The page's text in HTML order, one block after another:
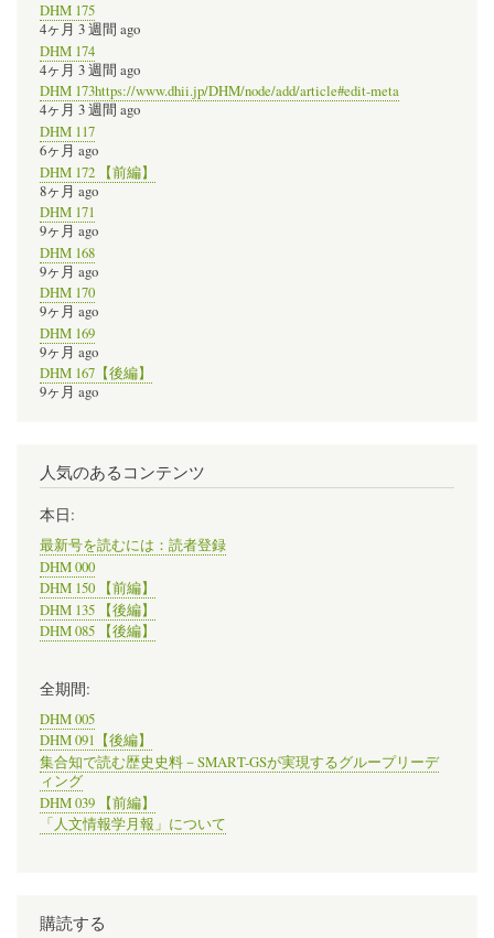
DHM 175
4ヶ月 3 週間 ago
DHM 174
4ヶ月 3 週間 ago
DHM 173https://www.dhii.jp/DHM/node/add/article#edit-meta
4ヶ月 3 週間 ago
DHM 117
6ヶ月 ago
DHM 172 【前編】
8ヶ月 ago
DHM 171
9ヶ月 ago
DHM 168
9ヶ月 ago
DHM 170
9ヶ月 ago
DHM 169
9ヶ月 ago
DHM 167【後編】
9ヶ月 ago
人気のあるコンテンツ
本日:
最新号を読むには：読者登録
DHM 000
DHM 150 【前編】
DHM 135 【後編】
DHM 085 【後編】
全期間:
DHM 005
DHM 091【後編】
集合知で読む歴史史料－SMART-GSが実現するグループリーデ
ィング
DHM 039 【前編】
「人文情報学月報」について
購読する